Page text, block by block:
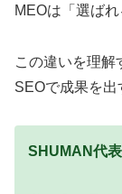
MEOは「選ばれ
この違いを理解
SEOで成果を出
SHUMAN代